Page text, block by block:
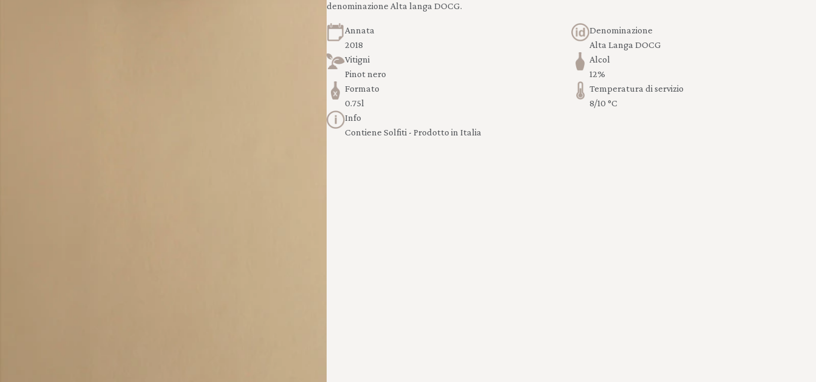
denominazione Alta langa DOCG.
Annata
2018
Denominazione
Alta Langa DOCG
Vitigni
Pinot nero
Alcol
12%
Formato
0.75l
Temperatura di servizio
8/10 °C
Info
Contiene Solfiti - Prodotto in Italia